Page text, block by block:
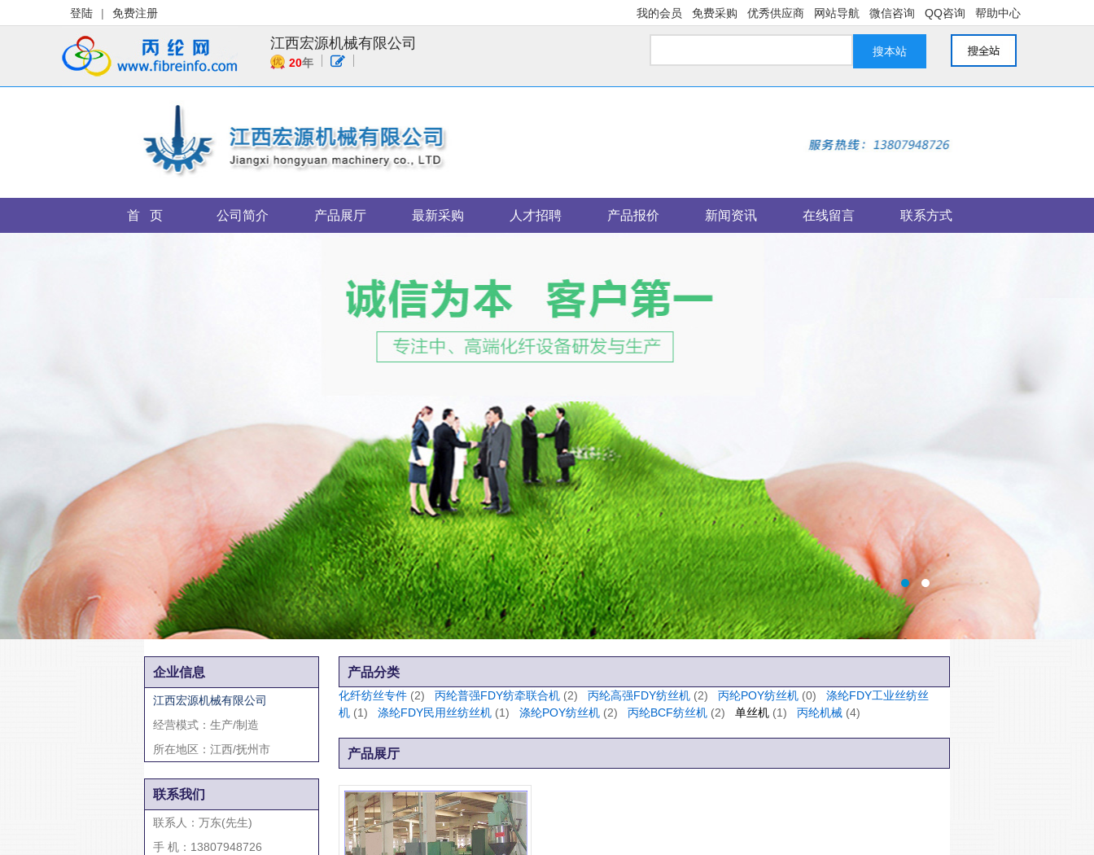
登陆 | 免费注册 我的会员 免费采购 优秀供应商 网站导航 微信咨询 QQ咨询 帮助中心
江西宏源机械有限公司
20年
搜本站
首 页 公司简介 产品展厅 最新采购 人才招聘 产品报价 新闻资讯 在线留言 联系方式
企业信息
江西宏源机械有限公司
经营模式：生产/制造
所在地区：江西/抚州市
联系我们
联系人：万东(先生)
手 机：13807948726
产品分类
化纤纺丝专件 (2) 丙纶普强FDY纺牵联合机 (2) 丙纶高强FDY纺丝机 (2) 丙纶POY纺丝机 (0)
涤纶FDY工业丝纺丝
机 (1) 涤纶FDY民用丝纺丝机 (1) 涤纶POY纺丝机 (2) 丙纶BCF纺丝机 (2) 单丝机 (1) 丙纶机械 (4)
产品展厅